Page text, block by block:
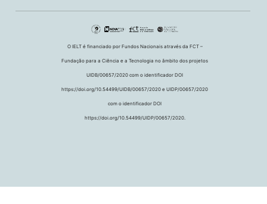
O IELT é financiado por Fundos Nacionais através da FCT –
Fundação para a Ciência e a Tecnologia no âmbito dos projetos
UIDB/00657/2020 com o identificador DOI
https://doi.org/10.54499/UIDB/00657/2020 e UIDP/00657/2020
com o identificador DOI
https://doi.org/10.54499/UIDP/00657/2020.